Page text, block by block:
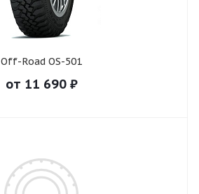
Off-Road OS-501
от 11 690₽